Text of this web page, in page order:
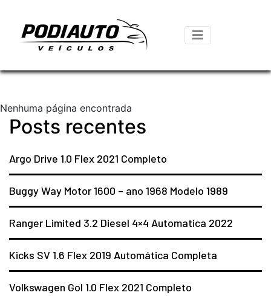
Nenhuma página encontrada
Posts recentes
Argo Drive 1.0 Flex 2021 Completo
Buggy Way Motor 1600 – ano 1968 Modelo 1989
Ranger Limited 3.2 Diesel 4×4 Automatica 2022
Kicks SV 1.6 Flex 2019 Automática Completa
Volkswagen Gol 1.0 Flex 2021 Completo